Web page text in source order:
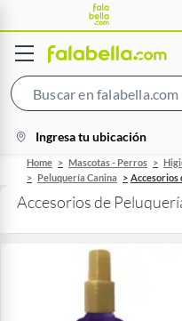
location-
icon
Ingresa tu ubicación
Home Mascotas - Perros
Peluquería Canina
Accesorios
Accesorios de